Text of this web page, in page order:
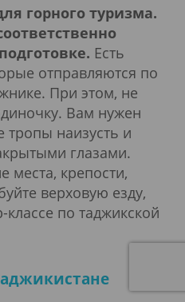
горного туризма.
Есть
отправляются по
При этом, не
Вам нужен
тропы наизусть и
глазами.
места, крепости,
верховую езду,
классе по таджикской